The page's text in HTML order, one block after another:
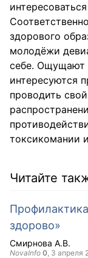
здорового
молодёжи
себе. Ощущают
интересуются
проводить
токсикомании
Читайте
здорово»
Смирнова А.В.
NovaInfo 0, 3 апреля